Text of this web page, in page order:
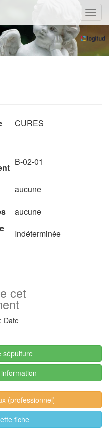
CURES
B-02-01
aucune
aucune
Indéterminée
cet
Date
sépulture
(professionnel)
fiche